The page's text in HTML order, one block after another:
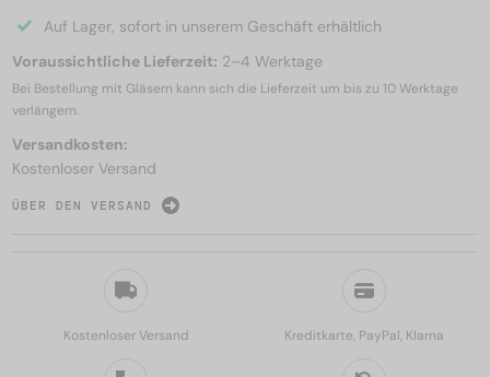
Kostenloser Versand Kreditkarte, PayPal, Klarna
Auf Lager, sofort in unserem Geschäft erhältlich
Voraussichtliche Lieferzeit: 2–4 Werktage
Bei Bestellung mit Gläsern kann sich die Lieferzeit um bis zu 10 Werktage
verlängern.
Versandkosten:
Kostenloser Versand
ÜBER DEN VERSAND